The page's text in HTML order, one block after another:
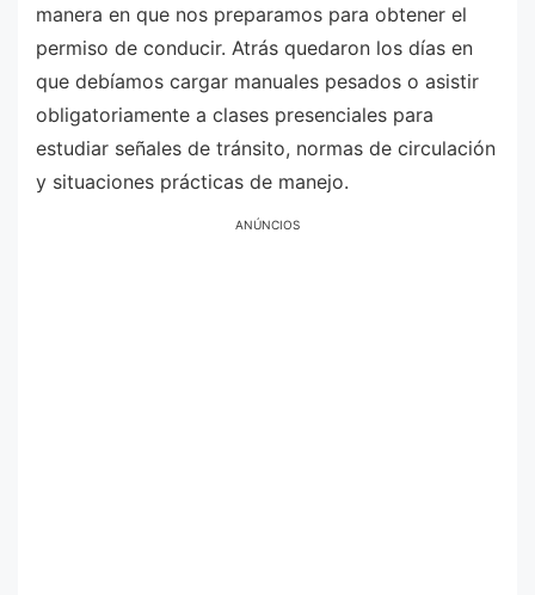
manera en que nos preparamos para obtener el
permiso de conducir. Atrás quedaron los días en
que debíamos cargar manuales pesados o asistir
obligatoriamente a clases presenciales para
estudiar señales de tránsito, normas de circulación
y situaciones prácticas de manejo.
ANÚNCIOS